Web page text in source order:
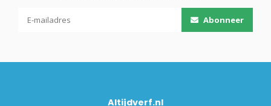
Abonneer
Altijdverf.nl